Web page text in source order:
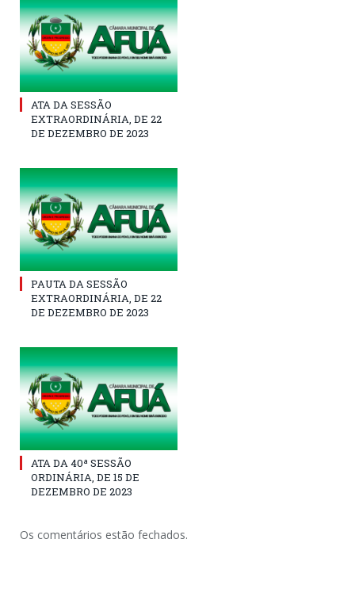
ATA DA SESSÃO
EXTRAORDINÁRIA, DE 22
DE DEZEMBRO DE 2023
PAUTA DA SESSÃO
EXTRAORDINÁRIA, DE 22
DE DEZEMBRO DE 2023
ATA DA 40ª SESSÃO
ORDINÁRIA, DE 15 DE
DEZEMBRO DE 2023
Os comentários estão fechados.